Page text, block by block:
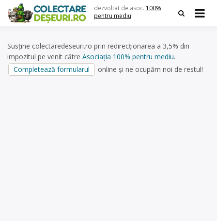
content
dezvoltat de asoc. 100%
pentru mediu
Susține colectaredeseuri.ro prin redirecționarea a 3,5% din
impozitul pe venit către Asociația 100% pentru mediu.
Completează formularul
online și ne ocupăm noi de restul!